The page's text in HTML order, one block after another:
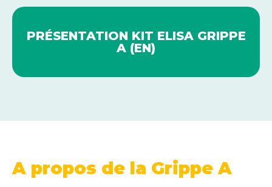
PRÉSENTATION KIT ELISA GRIPPE
A (EN)
A propos de la Grippe A